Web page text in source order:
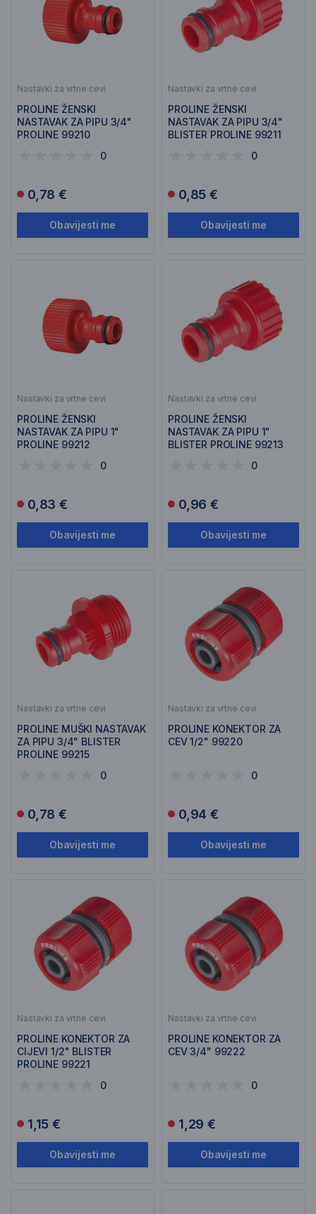
Nastavki za vrtne cevi
PROLINE ŽENSKI
NASTAVAK ZA PIPU 3/4"
PROLINE 99210
0
0,78 €
Obavijesti me
Nastavki za vrtne cevi
PROLINE ŽENSKI
NASTAVAK ZA PIPU 3/4"
BLISTER PROLINE 99211
0
0,85 €
Obavijesti me
Nastavki za vrtne cevi
PROLINE ŽENSKI
NASTAVAK ZA PIPU 1"
PROLINE 99212
0
0,83 €
Obavijesti me
Nastavki za vrtne cevi
PROLINE ŽENSKI
NASTAVAK ZA PIPU 1"
BLISTER PROLINE 99213
0
0,96 €
Obavijesti me
Nastavki za vrtne cevi
PROLINE MUŠKI NASTAVAK
ZA PIPU 3/4" BLISTER
PROLINE 99215
0
0,78 €
Obavijesti me
Nastavki za vrtne cevi
PROLINE KONEKTOR ZA
CEV 1/2" 99220
0
0,94 €
Obavijesti me
Nastavki za vrtne cevi
PROLINE KONEKTOR ZA
CIJEVI 1/2" BLISTER
PROLINE 99221
0
1,15 €
Obavijesti me
Nastavki za vrtne cevi
PROLINE KONEKTOR ZA
CEV 3/4" 99222
0
1,29 €
Obavijesti me